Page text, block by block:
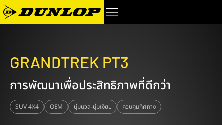
GRANDTREK PT3
การพัฒนาเพื่อประสิทธิภาพที่ดีกว่า
SUV 4X4 OEM นุ่มนวล-นุ่มเงียบ ควบคุมทิศทาง